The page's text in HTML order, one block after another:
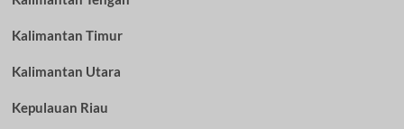
Kalimantan Timur
Kalimantan Utara
Kepulauan Riau